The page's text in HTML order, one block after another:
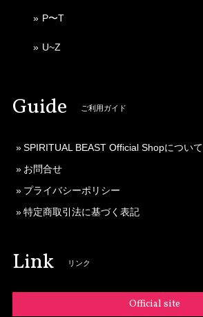
P〜T
U~Z
Guide ご利用ガイド
SPIRITUAL BEAST Official Shopについて
お問合せ
プライバシーポリシー
特定商取引法に基づく表記
Link リンク
Official site